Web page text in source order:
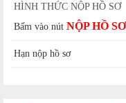
HÌNH THỨC NỘP HỒ SƠ
Bấm vào nút NỘP HỒ SƠ
Hạn nộp hồ sơ